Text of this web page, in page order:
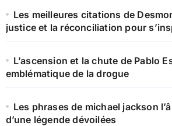
Les meilleures citations de
justice et la réconciliation pour
L’ascension et la chute de Pablo
emblématique de la drogue
Les phrases de michael jackson
d’une légende dévoilées